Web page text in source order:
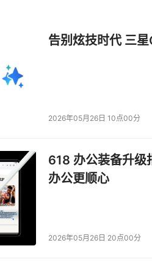
人所熟知的无服务器备份。
，我们指的是数据的备份路径
技术一样，无服务器备份也有它
是减少备份窗口的两种方案，
如提高备份速度或利用有限的备
即用硬盘代替磁带，因为磁盘
告别炫技时代 三
2026年05月26日 10点00分
618 办公装备升级
办公更顺心
2026年05月26日 20点00分